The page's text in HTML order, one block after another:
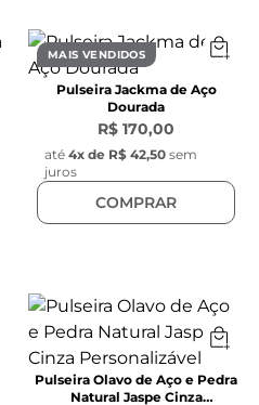
MAIS VENDIDOS
Pulseira Jackma de Aço
Dourada
R$ 170,00
até 4x de R$ 42,50 sem
juros
COMPRAR
Pulseira Olavo de Aço e Pedra
Natural Jaspe Cinza